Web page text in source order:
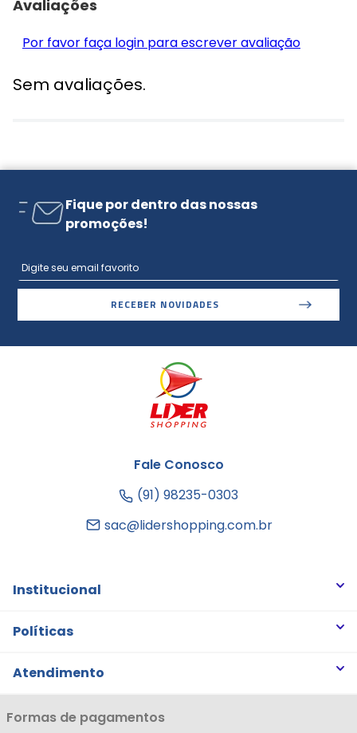
Avaliações
Por favor faça login para escrever avaliação
Sem avaliações.
Fique por dentro das nossas
promoções!
RECEBER NOVIDADES
Fale Conosco
(91) 98235-0303
sac@lidershopping.com.br
Institucional
Quem somos
Notícias
Cartão Líderzan
Políticas
Trocas e Devoluções
Política de Privacidade
Política de Entrega
Atendimento
Minha Conta
Formas de pagamentos